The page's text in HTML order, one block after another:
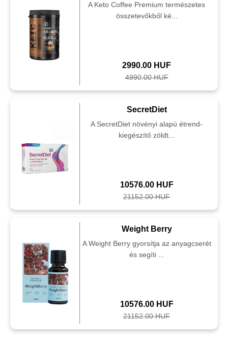
A Keto Coffee Premium természetes
összetevőkből ké...
2990.00 HUF
4990.00 HUF
SecretDiet
A SecretDiet növényi alapú étrend-
kiegészítő zöldt...
10576.00 HUF
21152.00 HUF
Weight Berry
A Weight Berry gyorsítja az anyagcserét
és segíti ...
10576.00 HUF
21152.00 HUF